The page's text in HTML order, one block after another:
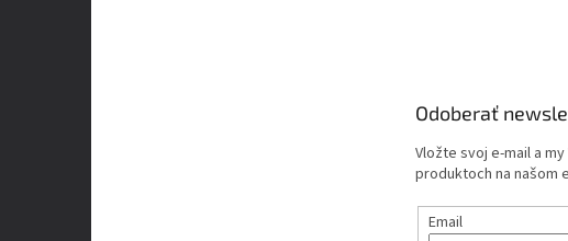
Odoberať
Vložte svoj e-mail a
produktoch na našom
Email